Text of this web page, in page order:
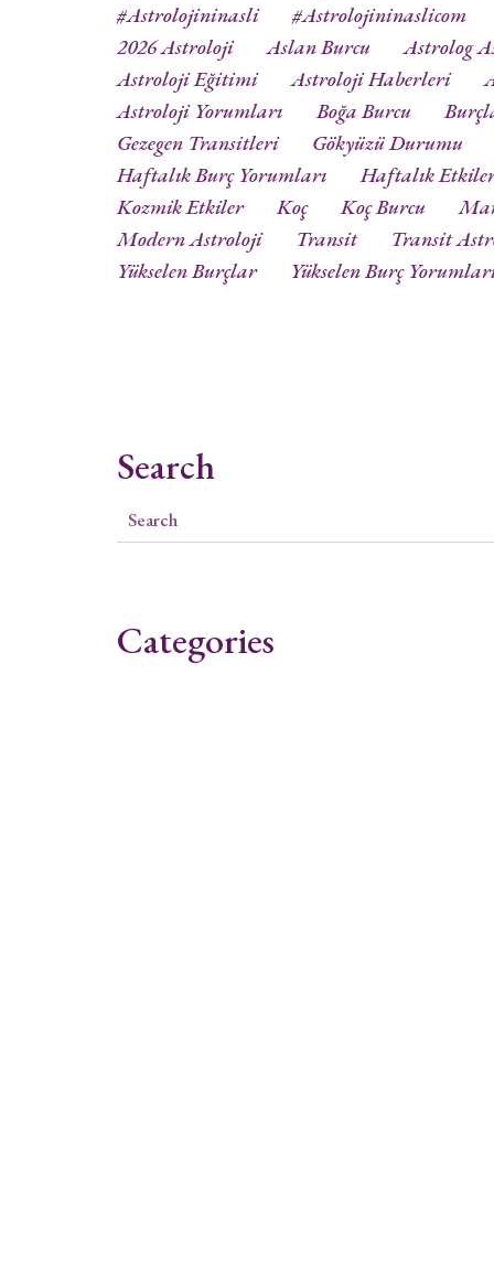
#astrolojininasli
#astrolojininaslicom
2026 Astroloji
Aslan Burcu
Astrolog
Astroloji Eğitimi
Astroloji Haberleri
Astroloji Yorumları
Boğa Burcu
Gezegen Transitleri
Gökyüzü Durumu
Haftalık Burç Yorumları
Haftalık
Kozmik Etkiler
Koç Koç Burcu
Modern Astroloji
Transit
Transit
Yükselen Burçlar
Yükselen Burç
Search
Categories